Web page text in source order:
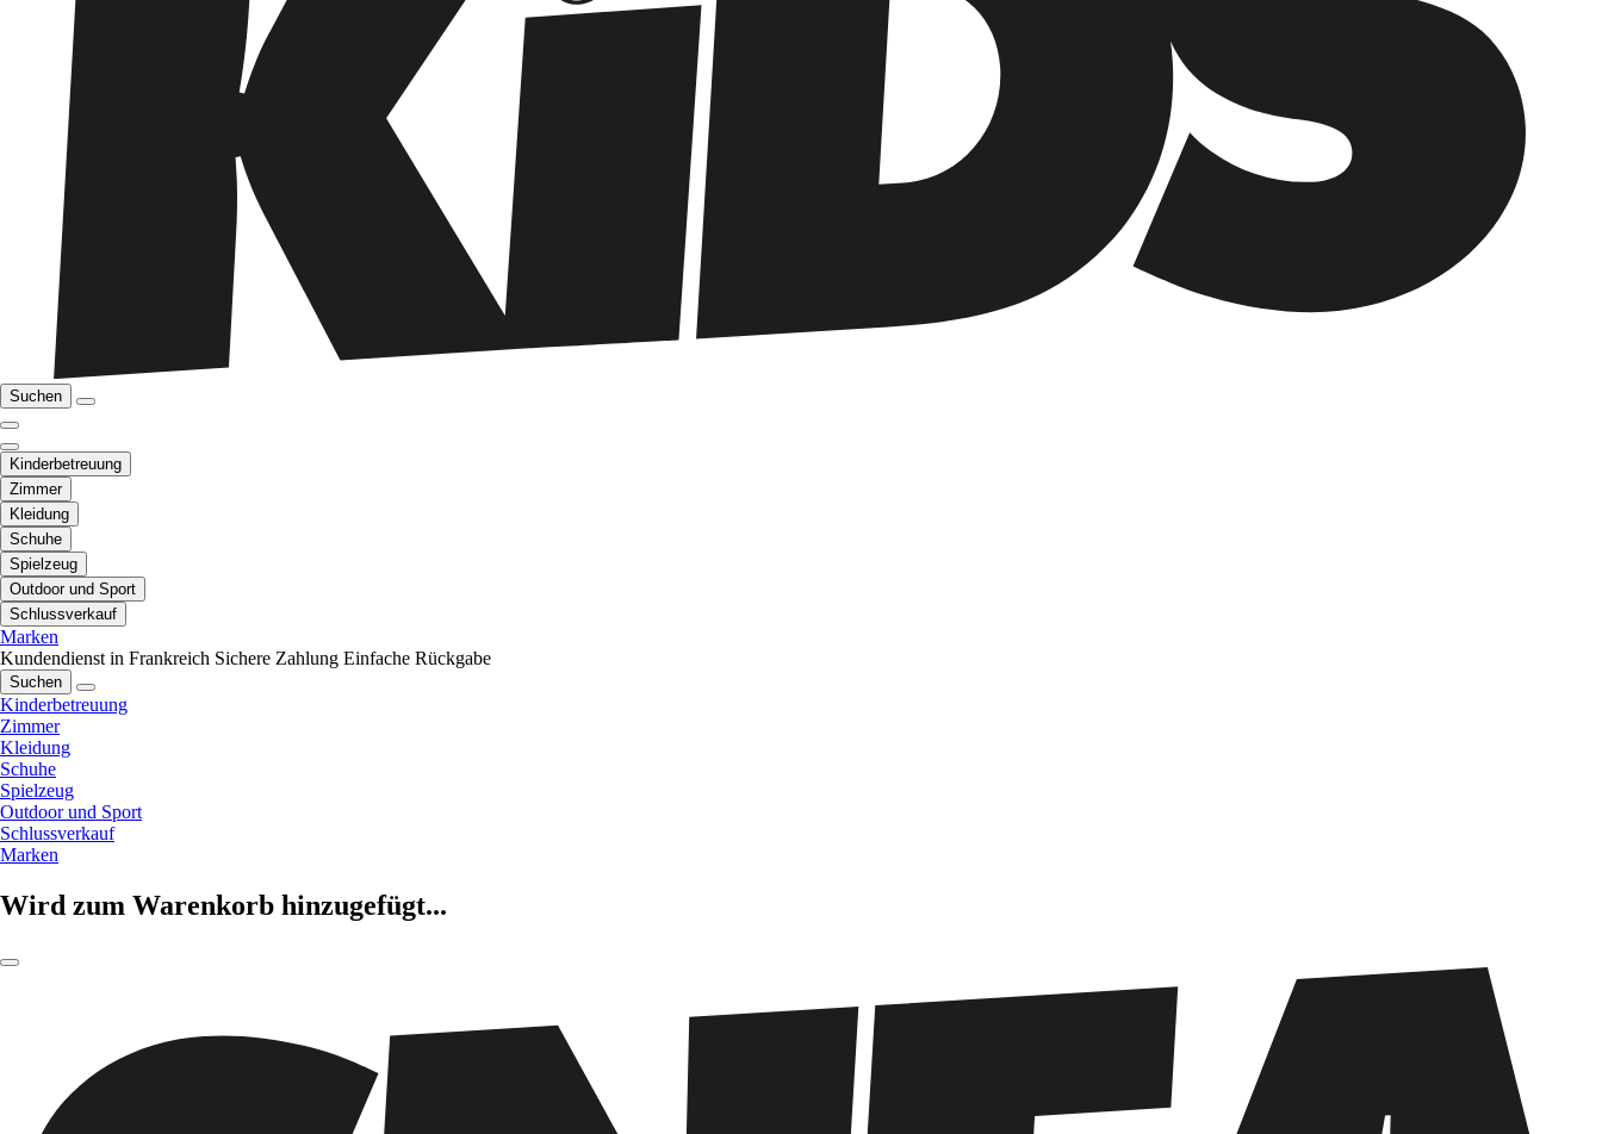
Suchen
Kinderbetreuung
Zimmer
Kleidung
Schuhe
Spielzeug
Outdoor und Sport
Schlussverkauf
Marken
Kundendienst in Frankreich Sichere Zahlung Einfache Rückgabe
Suchen
Kinderbetreuung
Zimmer
Kleidung
Schuhe
Spielzeug
Outdoor und Sport
Schlussverkauf
Marken
Wird zum Warenkorb hinzugefügt...